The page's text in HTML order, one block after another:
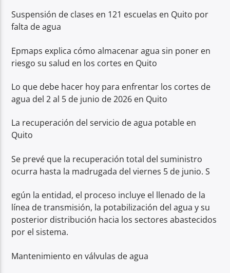
Suspensión de clases en 121 escuelas en Quito por
falta de agua
Epmaps explica cómo almacenar agua sin poner en
riesgo su salud en los cortes en Quito
Lo que debe hacer hoy para enfrentar los cortes de
agua del 2 al 5 de junio de 2026 en Quito
La recuperación del servicio de agua potable en
Quito
Se prevé que la recuperación total del suministro
ocurra hasta la madrugada del viernes 5 de junio. S
egún la entidad, el proceso incluye el llenado de la
línea de transmisión, la potabilización del agua y su
posterior distribución hacia los sectores abastecidos
por el sistema.
Mantenimiento en válvulas de agua